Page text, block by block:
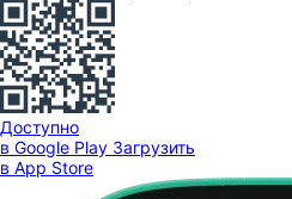
Доступно
в Google Play Загрузить
в App Store